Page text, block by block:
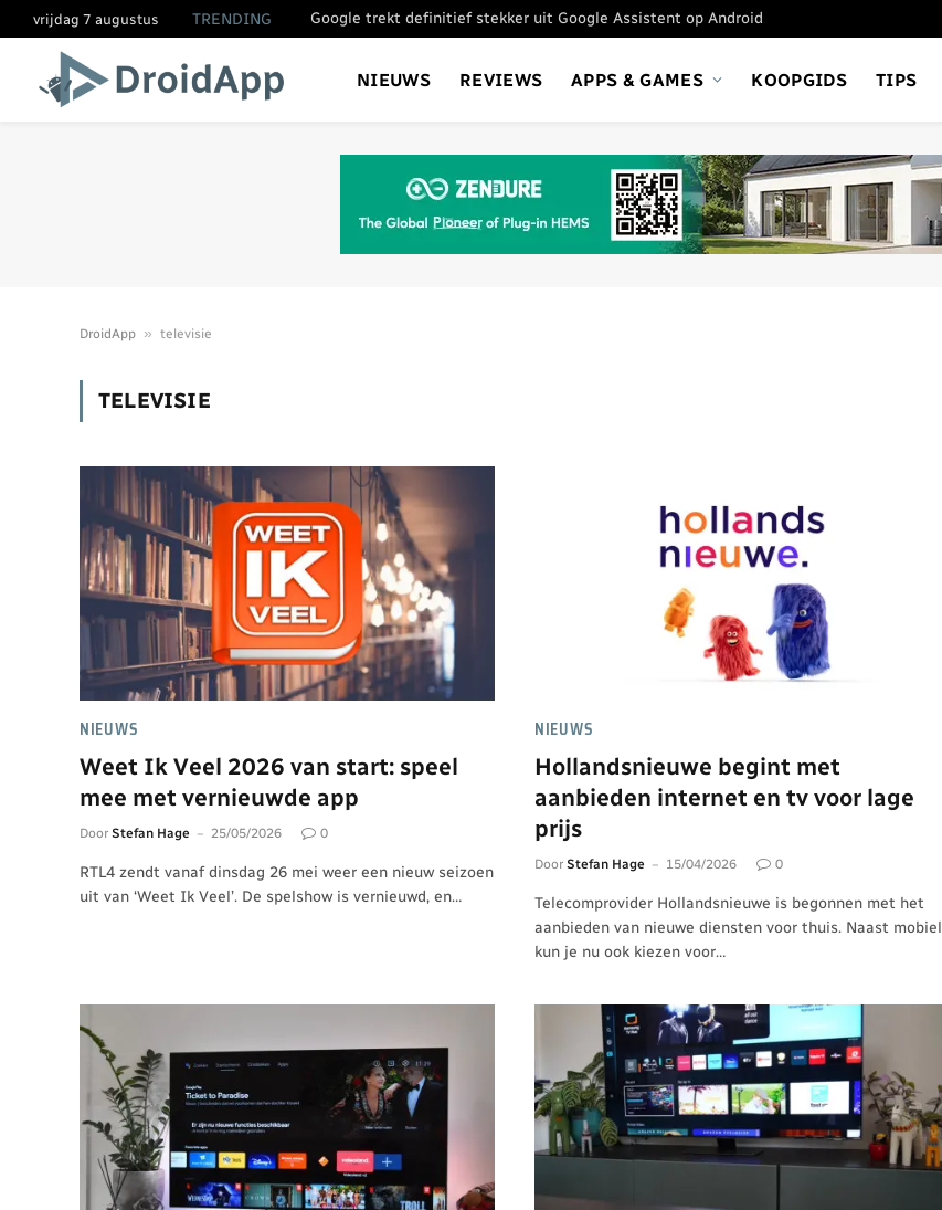
vrijdag 7 augustus TRENDING Google trekt definitief stekker uit Google Assistent op Android
NIEUWS REVIEWS APPS & GAMES KOOPGIDS TIPS
DroidApp » televisie
TELEVISIE
NIEUWS
Weet Ik Veel 2026 van start: speel
mee met vernieuwde app
Door Stefan Hage 25/05/2026 0
RTL4 zendt vanaf dinsdag 26 mei weer een nieuw seizoen
uit van ‘Weet Ik Veel’. De spelshow is vernieuwd, en…
NIEUWS
Hollandsnieuwe begint met
aanbieden internet en tv voor lage
prijs
Door Stefan Hage 15/04/2026 0
Telecomprovider Hollandsnieuwe is begonnen met het
aanbieden van nieuwe diensten voor thuis. Naast mobiel
kun je nu ook kiezen voor…